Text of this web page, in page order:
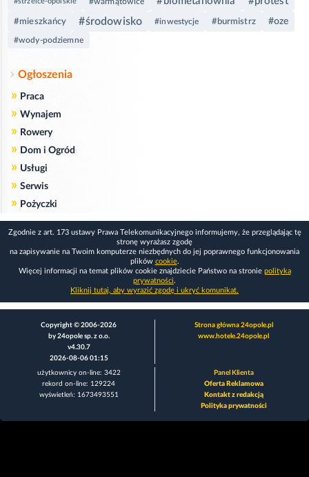
#mieszkańcy #środowisko #inwestycje #burmistrz #oze
#wody-podziemne
Ogłoszenia
» Praca
» Wynajem
» Rowery
» Dom i Ogród
» Usługi
» Serwis
» Pożyczki
Zgodnie z art. 173 ustawy Prawa Telekomunikacyjnego informujemy, że przeglądając tę
stronę wyrażasz zgodę
na zapisywanie na Twoim komputerze niezbędnych do jej poprawnego funkcjonowania
plików cookie.
Więcej informacji na temat plików cookie znajdziecie Państwo na stronie polityka
prywatności.
Kliknij tutaj, aby wyrazić zgodę i ukryć komunikat.
Copyright © 2006-2026
by 24opole sp. z o.o.
v4.30.7
2026-08-06 01:15
Strona główna 24opole.pl
www.hotele.24opole.pl
użytkownicy on-line: 3422
rekord on-line: 129224
wyświetleń: 1673493551
Panel Klienta
Oferta Reklamowa
Kontakt z redakcją
Polityka prywatności